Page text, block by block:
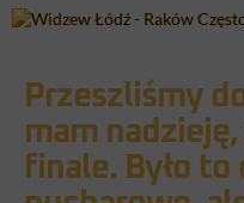
Przeszliśmy
mam
finale. Było